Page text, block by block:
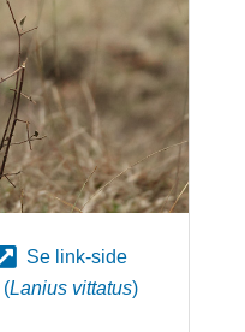
Se link-side
(Lanius vittatus)